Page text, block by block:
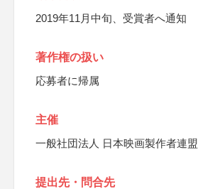
2019年11月中旬、受賞者へ通知
著作権の扱い
応募者に帰属
主催
一般社団法人 日本映画製作者連盟
提出先・問合先